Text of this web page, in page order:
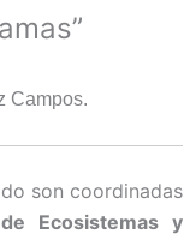
Campos.
son coordinadas
Ecosistemas y